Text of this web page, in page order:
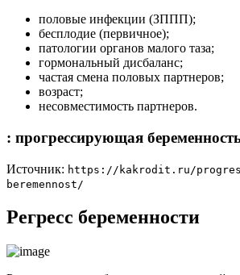
половые инфекции (ЗППП);
бесплодие (первичное);
патологии органов малого таза;
гормональный дисбаланс;
частая смена половых партнеров;
возраст;
несовместимость партнеров.
: прогрессирующая
Источник: https://kakrodit.ru/
beremennost/
Регресс беременности